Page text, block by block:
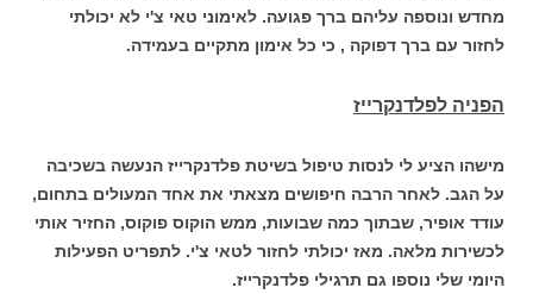
מחדש ונוספה עליהם ברך פגועה. לאימוני טאי צ'י לא יכולתי
לחזור עם ברך דפוקה , כי כל אימון מתקיים בעמידה.
הפניה לפלדנקרייז
מישהו הציע לי לנסות טיפול בשיטת פלדנקרייז הנעשה בשכיבה
על הגב. לאחר הרבה חיפושים מצאתי את אחד המעולים בתחום,
עודד אופיר, שבתוך כמה שבועות, ממש הוקוס פוקוס, החזיר אותי
לכשירות מלאה. מאז יכולתי לחזור לטאי צ'י. לתפריט הפעילות
היומי שלי נוספו גם תרגילי פלדנקרייז.